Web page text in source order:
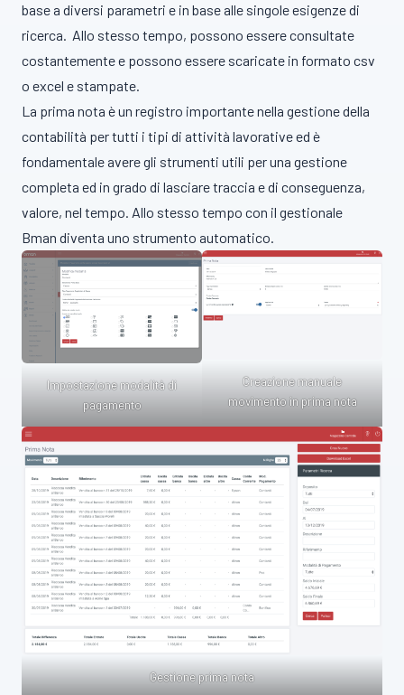
base a diversi parametri e in base alle singole esigenze di
ricerca. Allo stesso tempo, possono essere consultate
costantemente e possono essere scaricate in formato csv
o excel e stampate.
La prima nota è un registro importante nella gestione della
contabilità per tutti i tipi di attività lavorative ed è
fondamentale avere gli strumenti utili per una gestione
completa ed in grado di lasciare traccia e di conseguenza,
valore, nel tempo. Allo stesso tempo con il gestionale
Bman diventa uno strumento automatico.
Impostazione modalità di
pagamento
Creazione manuale
movimento in prima nota
Gestione prima nota